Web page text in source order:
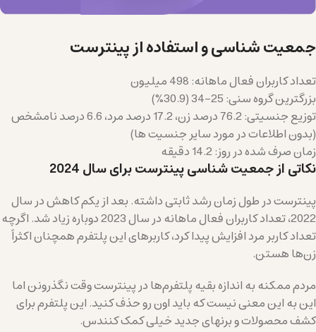
جمعیت شناسی و استفاده از پینترست
تعداد کاربران فعال ماهانه: 498 میلیون
بزرگترین گروه سنی: 25-34 (30.9%)
توزیع جنسیتی: 76.2 درصد زن، 17.2 درصد مرد، 6.6 درصد نامشخص
(بدون اطلاعات در مورد سایر جنسیت ها)
زمان صرف شده در روز: 14.2 دقیقه
نکاتی از جمعیت شناسی پینترست برای سال 2024
پینترست در طول زمان رشد ثابتی داشته. بعد از یکم کاهش در سال
2022، تعداد کاربران فعال ماهانه در سال 2023 دوباره زیاد شد. اگرچه
تعداد کاربر مرد افزایش پیدا کرد، کاربرهای این پلتفرم همچنان اکثراً
زن‌ها هستن.
مردم ممکنه به اندازه بقیه پلتفرم‌ها در پینترست وقت نگذرونن اما
این به این معنی نیست که باید اون رو حذف کنید. این پلتفرم برای
کشف محصولات و برنهای جدید خیلی کمک کنندس.